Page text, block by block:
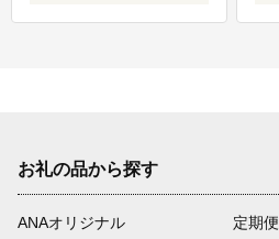
お礼の品から探す
ANAオリジナル
定期便